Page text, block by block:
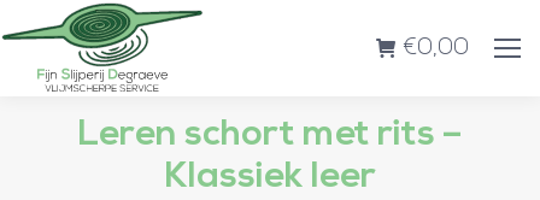
€0,00
Leren schort met rits –
Klassiek leer